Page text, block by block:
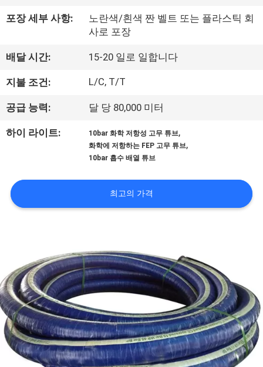
공
견
학
질
관
문
의
하
기
포장 세부 사항:
노란색/흰색 짠 벨트 또는 플라스틱 회
사로 포장
배달 시간: 15-20 일로 일합니다
지불 조건: L/C, T/T
공급 능력: 달 당 80,000 미터
하이 라이트: 10bar 화학 저항성 고무 튜브,
화학에 저항하는 FEP 고무 튜브,
10bar 흡수 배열 튜브
최고의 가격